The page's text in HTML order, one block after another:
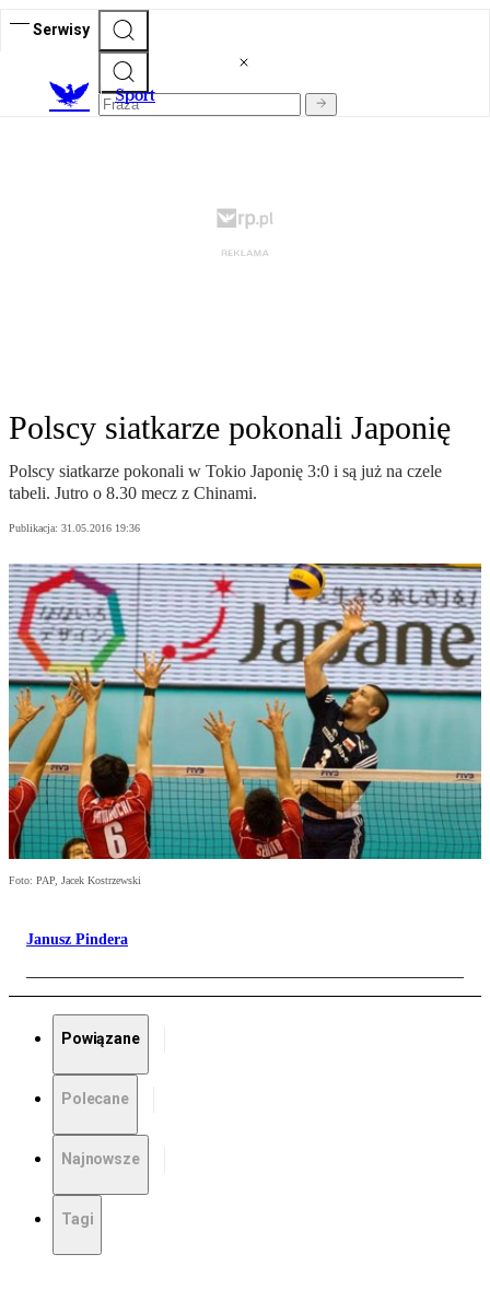
Serwisy
Sport
Polscy siatkarze pokonali Japonię
Polscy siatkarze pokonali w Tokio Japonię 3:0 i są już na czele
tabeli. Jutro o 8.30 mecz z Chinami.
Publikacja: 31.05.2016 19:36
Foto: PAP, Jacek Kostrzewski
Janusz Pindera
Powiązane
Polecane
Najnowsze
Tagi